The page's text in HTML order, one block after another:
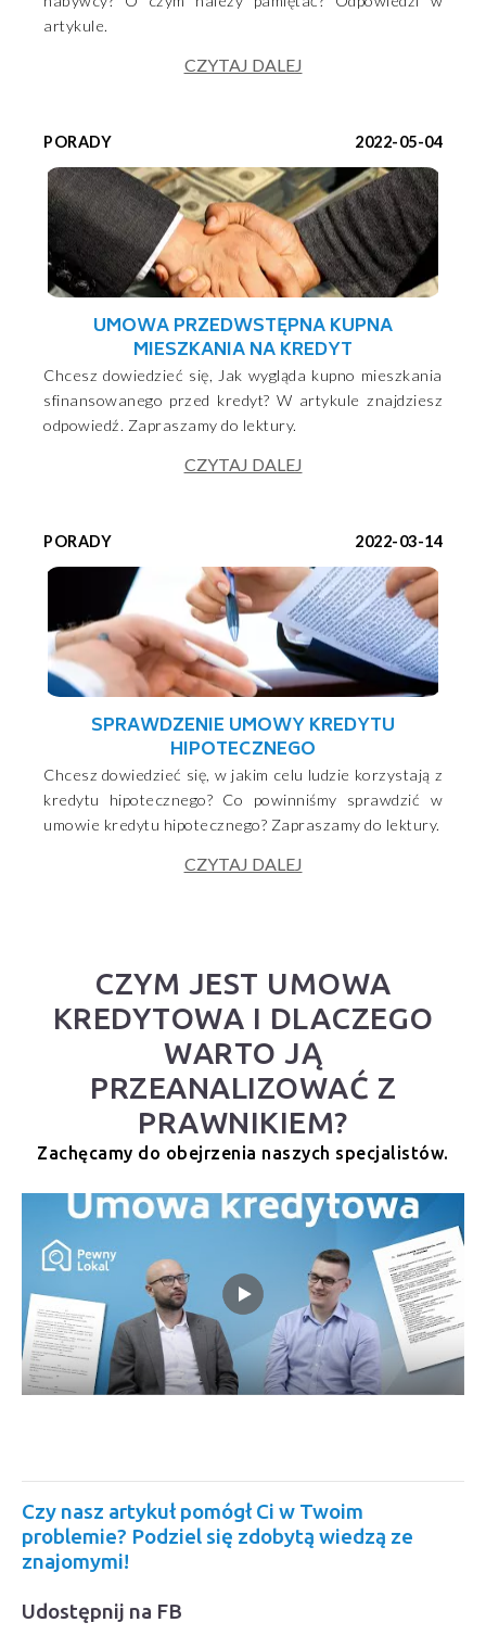
artykule.
CZYTAJ DALEJ
PORADY 2022-05-04
UMOWA PRZEDWSTĘPNA KUPNA
MIESZKANIA NA KREDYT
Chcesz dowiedzieć się, Jak wygląda kupno mieszkania
sfinansowanego przed kredyt? W artykule znajdziesz
odpowiedź. Zapraszamy do lektury.
CZYTAJ DALEJ
PORADY 2022-03-14
SPRAWDZENIE UMOWY KREDYTU
HIPOTECZNEGO
Chcesz dowiedzieć się, w jakim celu ludzie korzystają z
kredytu hipotecznego? Co powinniśmy sprawdzić w
umowie kredytu hipotecznego? Zapraszamy do lektury.
CZYTAJ DALEJ
CZYM JEST UMOWA
KREDYTOWA I DLACZEGO
WARTO JĄ
PRZEANALIZOWAĆ Z
PRAWNIKIEM?
Zachęcamy do obejrzenia naszych specjalistów.
Czy nasz artykuł pomógł Ci w Twoim
problemie? Podziel się zdobytą wiedzą ze
znajomymi!
Udostępnij na FB